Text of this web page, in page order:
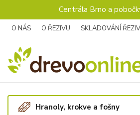
Centrála Brno a
O NÁS O ŘEZIVU SKLADOVÁNÍ
Hranoly, krokve a fošny